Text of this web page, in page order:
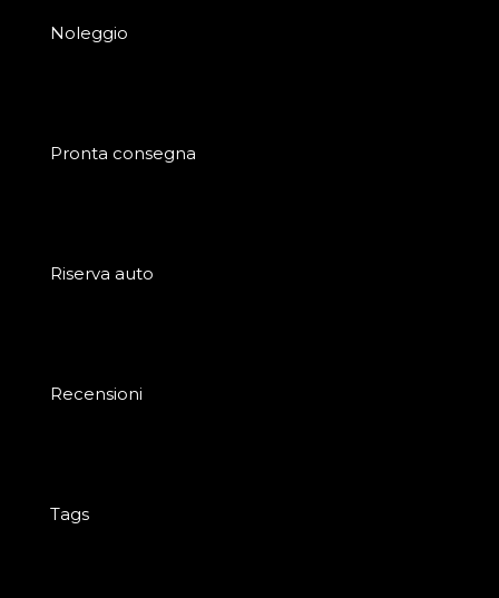
Noleggio
Pronta consegna
Riserva auto
Recensioni
Tags